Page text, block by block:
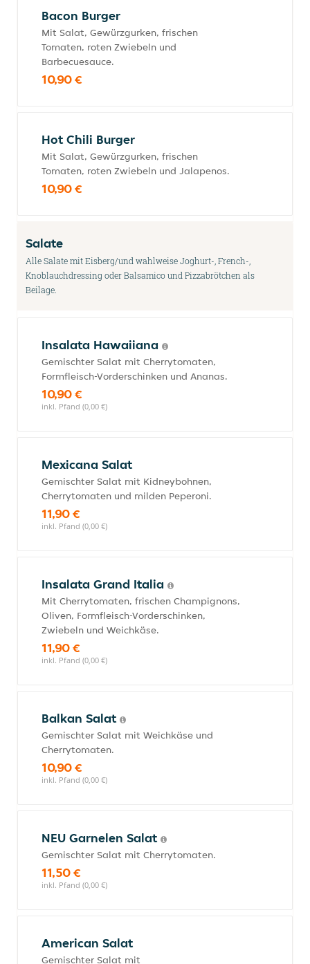
Bacon Burger
Mit Salat, Gewürzgurken, frischen
Tomaten, roten Zwiebeln und
Barbecuesauce.
10,90 €
Hot Chili Burger
Mit Salat, Gewürzgurken, frischen
Tomaten, roten Zwiebeln und Jalapenos.
10,90 €
Salate
Alle Salate mit Eisberg/und wahlweise Joghurt-, French-,
Knoblauchdressing oder Balsamico und Pizzabrötchen als
Beilage.
Insalata Hawaiiana
Gemischter Salat mit Cherrytomaten,
Formfleisch-Vorderschinken und Ananas.
10,90 €
inkl. Pfand (0,00 €)
Mexicana Salat
Gemischter Salat mit Kidneybohnen,
Cherrytomaten und milden Peperoni.
11,90 €
inkl. Pfand (0,00 €)
Insalata Grand Italia
Mit Cherrytomaten, frischen Champignons,
Oliven, Formfleisch-Vorderschinken,
Zwiebeln und Weichkäse.
11,90 €
inkl. Pfand (0,00 €)
Balkan Salat
Gemischter Salat mit Weichkäse und
Cherrytomaten.
10,90 €
inkl. Pfand (0,00 €)
NEU Garnelen Salat
Gemischter Salat mit Cherrytomaten.
11,50 €
inkl. Pfand (0,00 €)
American Salat
Gemischter Salat mit